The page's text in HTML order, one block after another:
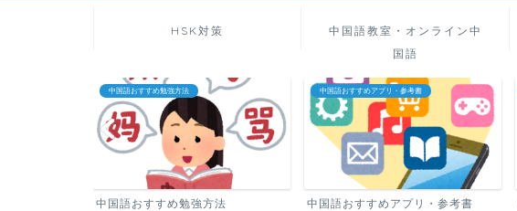
HSK対策
中国語教室・オンライン中
国語
中国語おすすめ勉強方法
中国語おすすめ勉強方法
中国語おすすめアプリ・参考書
中国語おすすめアプリ・参考書